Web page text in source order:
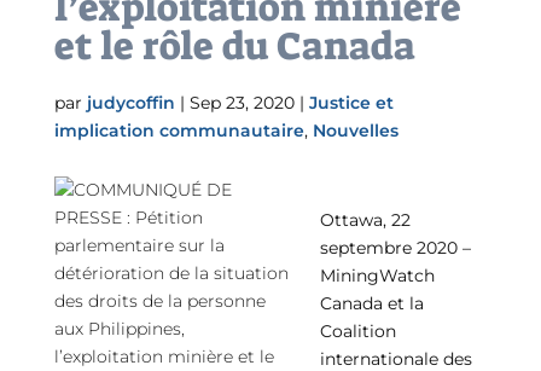
et le rôle du Canada
par judycoffin | Sep 23, 2020| Justice et
implication communautaire, Nouvelles
Ottawa, 22
septembre 2020 –
MiningWatch
Canada et la
Coalition
internationale des